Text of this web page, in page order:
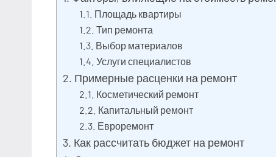
Площадь квартиры
Тип ремонта
Выбор материалов
Услуги специалистов
Примерные расценки на ремонт
Косметический ремонт
Капитальный ремонт
Евроремонт
Как рассчитать бюджет на ремонт